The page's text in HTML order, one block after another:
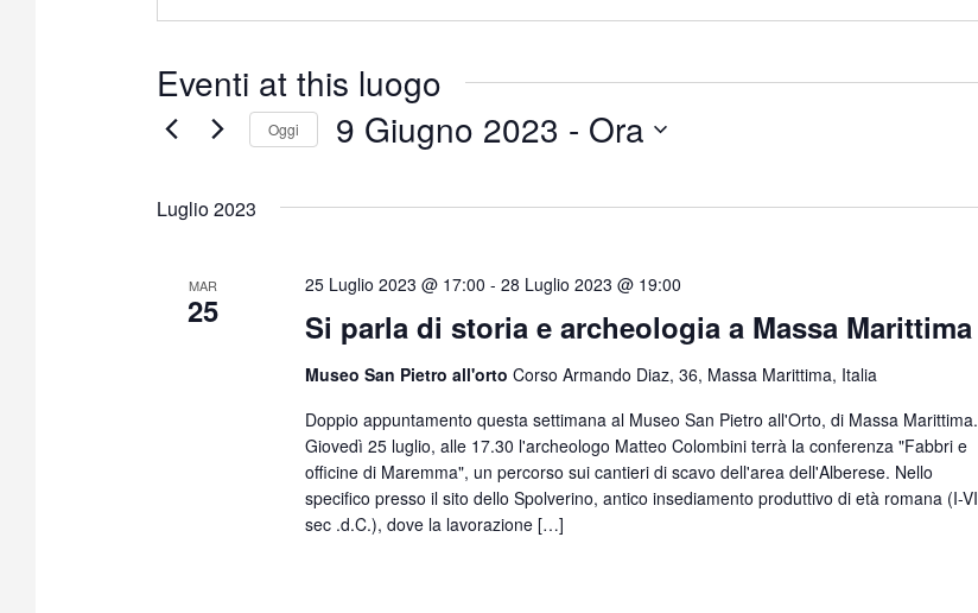
f
o
s
e
Eventi at this luogo
Oggi 9 Giugno 2023 - Ora
z
o
l
a
d
a
t
Luglio 2023
MAR
25 Si parla di storia e archeologia a Massa Marittima
25 Luglio 2023 @ 17:00 -28 Luglio 2023 @ 19:00
Museo San Pietro all'ortoCorso Armando Diaz, 36, Massa Marittima, Italia
Doppio appuntamento questa settimana al Museo San Pietro all'Orto, di Massa Marittima.
Giovedì 25 luglio, alle 17.30 l'archeologo Matteo Colombini terrà la conferenza "Fabbri e
officine di Maremma", un percorso sui cantieri di scavo dell'area dell'Alberese. Nello
specifico presso il sito dello Spolverino, antico insediamento produttivo di età romana (I-VI
sec .d.C.), dove la lavorazione […]